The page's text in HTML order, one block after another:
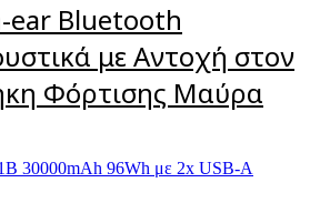
ear Bluetooth
με Αντοχή στον
Φόρτισης Μαύρα